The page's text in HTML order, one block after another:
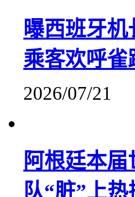
曝西班牙
乘客欢呼雀
2026/07/21
阿根廷本
队“脏”上热